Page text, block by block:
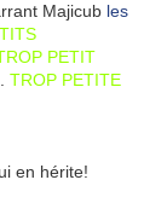
Majicub les
PETIT
TROP PETITE
en hérite!